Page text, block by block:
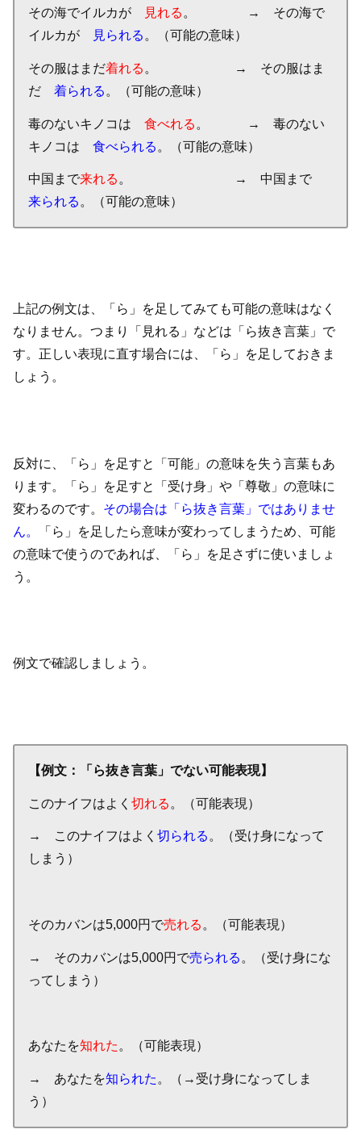
その海でイルカが 見れる 。 → その海で
イルカが
見られる 。（可能の意味）
その服はまだ着れる 。 → その服はま
だ 着られる 。（可能の意味）
毒のないキノコは食べれる 。 → 毒のない
キノコは食べられる 。（可能の意味）
中国まで来れる。 → 中国まで
来られる。（可能の意味）
上記の例文は、「ら」を足してみても可能の意味はなく
なりません。つまり「見れる」などは「ら抜き言葉」で
す。正しい表現に直す場合には、「ら」を足しておきま
しょう。
反対に、「ら」を足すと「可能」の意味を失う言葉もあ
ります。「ら」を足すと「受け身」や「尊敬」の意味に
変わるのです。 その場合は「ら抜き言葉」ではありませ
ん。
「ら」を足したら意味が変わってしまうため、可能
の意味で使うのであれば、「ら」を足さずに使いましょ
う。
例文で確認しましょう。
【例文：「ら抜き言葉」でない可能表現】
このナイフはよく切れる 。（可能表現）
→ このナイフはよく切られる。（受け身になって
しまう）
そのカバンは5,000円で売れる 。（可能表現）
→ そのカバンは5,000円で売られる 。（受け身にな
ってしまう）
あなたを知れた。（可能表現）
→ あなたを知られた 。（→受け身になってしま
う）